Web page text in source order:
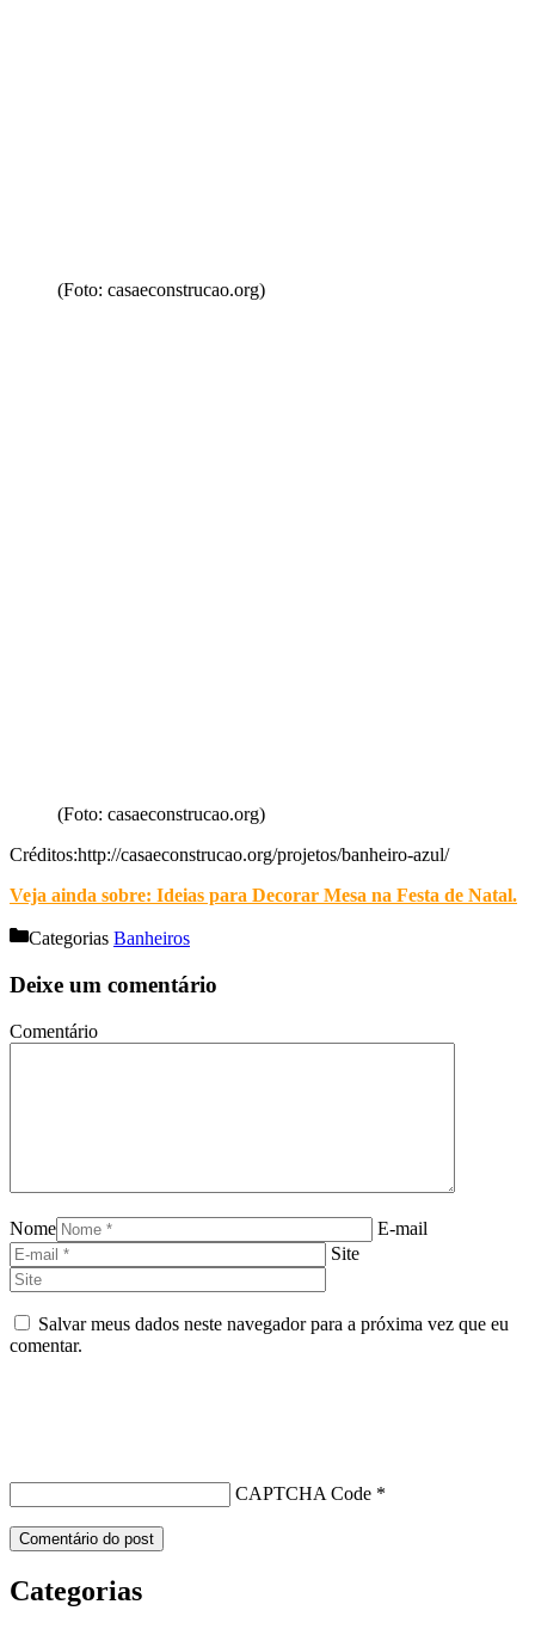
(Foto: casaeconstrucao.org)
(Foto: casaeconstrucao.org)
Créditos:http://casaeconstrucao.org/projetos/banheiro-azul/
Veja ainda sobre: Ideias para Decorar Mesa na Festa de Natal.
Categorias Banheiros
Deixe um comentário
Comentário
Nome
E-mail
Site
Salvar meus dados neste navegador para a próxima vez que eu
comentar.
CAPTCHA Code *
Categorias